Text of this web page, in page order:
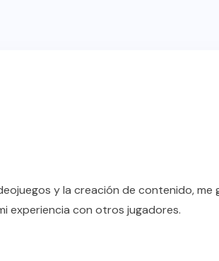
y la creación de contenido, me
experiencia con otros jugadores.